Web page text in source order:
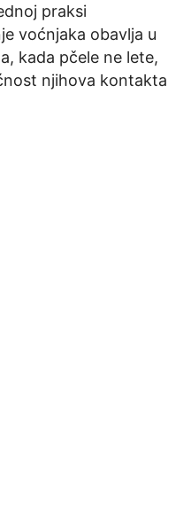
praksi
voćnjaka obavlja u
kada pčele ne lete,
njihova kontakta